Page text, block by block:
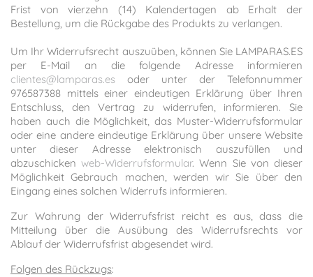
Frist von vierzehn (14) Kalendertagen ab Erhalt der
Bestellung, um die Rückgabe des Produkts zu verlangen.
Um Ihr Widerrufsrecht auszuüben, können Sie LAMPARAS.ES
per E-Mail an die folgende Adresse informieren
clientes@lamparas.es oder unter der Telefonnummer
976587388 mittels einer eindeutigen Erklärung über Ihren
Entschluss, den Vertrag zu widerrufen, informieren. Sie
haben auch die Möglichkeit, das Muster-Widerrufsformular
oder eine andere eindeutige Erklärung über unsere Website
unter dieser Adresse elektronisch auszufüllen und
abzuschickenweb-Widerrufsformular. Wenn Sie von dieser
Möglichkeit Gebrauch machen, werden wir Sie über den
Eingang eines solchen Widerrufs informieren.
Zur Wahrung der Widerrufsfrist reicht es aus, dass die
Mitteilung über die Ausübung des Widerrufsrechts vor
Ablauf der Widerrufsfrist abgesendet wird.
Folgen des Rückzugs: